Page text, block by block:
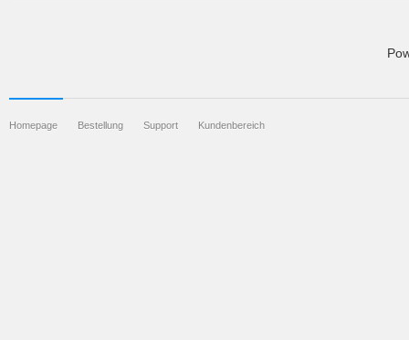
Homepage Bestellung Support Kundenbereich